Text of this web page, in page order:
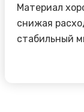
Материал
снижая
стабильный